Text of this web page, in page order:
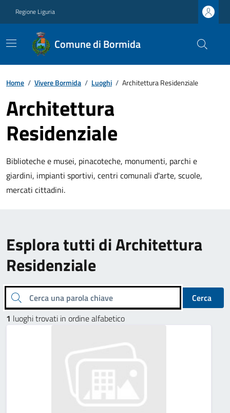
Regione Liguria
Comune di Bormida
Home / Vivere Bormida / Luoghi / Architettura Residenziale
Architettura
Residenziale
Biblioteche e musei, pinacoteche, monumenti, parchi e
giardini, impianti sportivi, centri comunali d'arte, scuole,
mercati cittadini.
Esplora tutti di Architettura
Residenziale
Cerca una parola chiave
Cerca
1 luoghi trovati in ordine alfabetico